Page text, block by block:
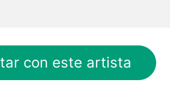
con este artista